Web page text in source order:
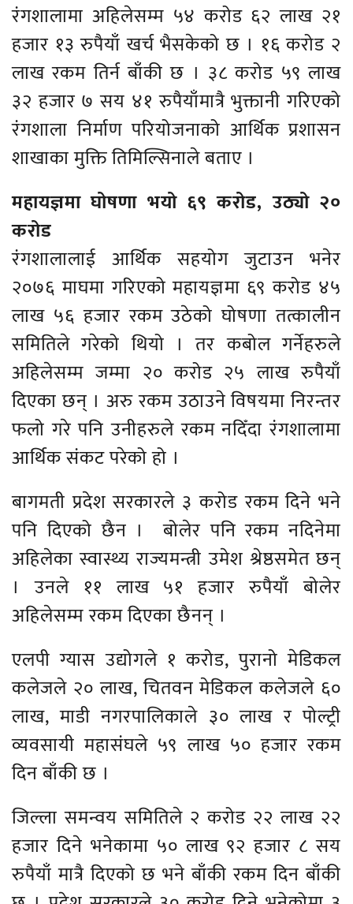
रंगशालामा अहिलेसम्म ५४ करोड ६२ लाख २१
हजार १३ रुपैयाँ खर्च भैसकेको छ । १६ करोड २
लाख रकम तिर्न बाँकी छ । ३८ करोड ५९ लाख
३२ हजार ७ सय ४१ रुपैयाँमात्रै भुक्तानी गरिएको
रंगशाला निर्माण परियोजनाको आर्थिक प्रशासन
शाखाका मुक्ति तिमिल्सिनाले बताए ।
महायज्ञमा घोषणा भयो ६९ करोड, उठ्यो २०
करोड
रंगशालालाई आर्थिक सहयोग जुटाउन भनेर
२०७६ माघमा गरिएको महायज्ञमा ६९ करोड ४५
लाख ५६ हजार रकम उठेको घोषणा तत्कालीन
समितिले गरेको थियो । तर कबोल गर्नेहरुले
अहिलेसम्म जम्मा २० करोड २५ लाख रुपैयाँ
दिएका छन् । अरु रकम उठाउने विषयमा निरन्तर
फलो गरे पनि उनीहरुले रकम नदिँदा रंगशालामा
आर्थिक संकट परेको हो ।
बागमती प्रदेश सरकारले ३ करोड रकम दिने भने
पनि दिएको छैन । बोलेर पनि रकम नदिनेमा
अहिलेका स्वास्थ्य राज्यमन्त्री उमेश श्रेष्ठसमेत छन्
। उनले ११ लाख ५१ हजार रुपैयाँ बोलेर
अहिलेसम्म रकम दिएका छैनन् ।
एलपी ग्यास उद्योगले १ करोड, पुरानो मेडिकल
कलेजले २० लाख, चितवन मेडिकल कलेजले ६०
लाख, माडी नगरपालिकाले ३० लाख र पोल्ट्री
व्यवसायी महासंघले ५९ लाख ५० हजार रकम
दिन बाँकी छ ।
जिल्ला समन्वय समितिले २ करोड २२ लाख २२
हजार दिने भनेकामा ५० लाख ९२ हजार ८ सय
रुपैयाँ मात्रै दिएको छ भने बाँकी रकम दिन बाँकी